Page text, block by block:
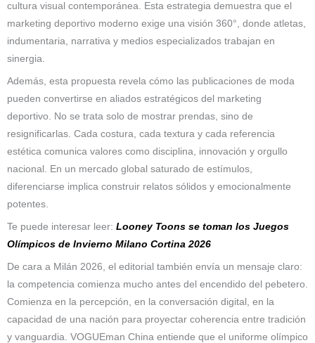
cultura visual contemporánea. Esta estrategia demuestra que el
marketing deportivo moderno exige una visión 360°, donde atletas,
indumentaria, narrativa y medios especializados trabajan en
sinergia.
Además, esta propuesta revela cómo las publicaciones de moda
pueden convertirse en aliados estratégicos del marketing
deportivo. No se trata solo de mostrar prendas, sino de
resignificarlas. Cada costura, cada textura y cada referencia
estética comunica valores como disciplina, innovación y orgullo
nacional. En un mercado global saturado de estímulos,
diferenciarse implica construir relatos sólidos y emocionalmente
potentes.
Te puede interesar leer: Looney Toons se toman los Juegos
Olímpicos de Invierno Milano Cortina 2026
De cara a Milán 2026, el editorial también envía un mensaje claro:
la competencia comienza mucho antes del encendido del pebetero.
Comienza en la percepción, en la conversación digital, en la
capacidad de una nación para proyectar coherencia entre tradición
y vanguardia. VOGUEman China entiende que el uniforme olímpico